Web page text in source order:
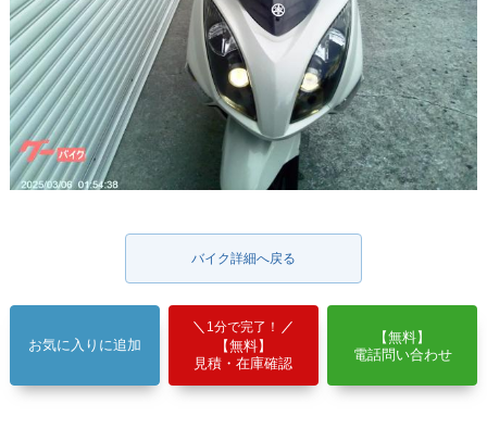
バイク詳細へ戻る
お気に入りに追加
1分で完了！
【無料】
見積・在庫確認
【無料】
電話問い合わせ